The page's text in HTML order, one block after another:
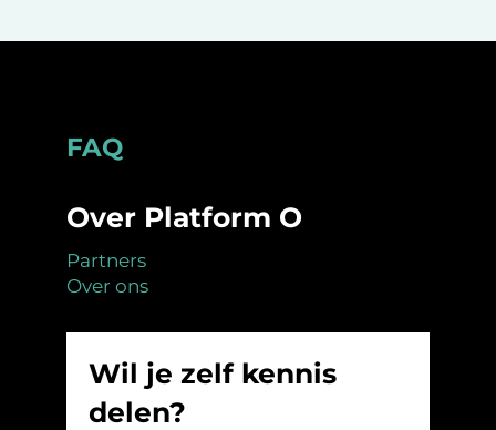
Footer
FAQ
Over Platform O
Partners
Over ons
Wil je zelf kennis
delen?